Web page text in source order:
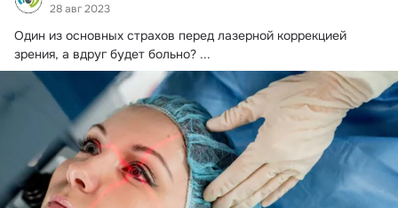
28 авг 2023
Один из основных страхов перед лазерной коррекцией
зрения, а вдруг будет больно? ...